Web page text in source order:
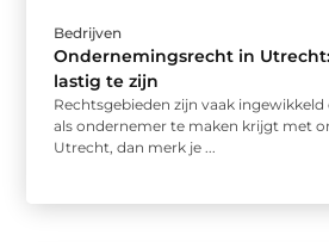
Bedrijven
Ondernemingsrecht in
lastig te zijn
Rechtsgebieden zijn vaak ingewikkeld
als ondernemer te maken krijgt met
Utrecht, dan merk je ...